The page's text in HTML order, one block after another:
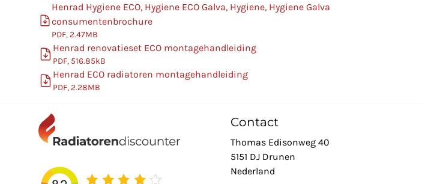
Henrad Hygiene ECO, Hygiene ECO Galva, Hygiene, Hygiene Galva
consumentenbrochure
PDF, 2.47MB
Henrad renovatieset ECO montagehandleiding
PDF, 516.85kB
Henrad ECO radiatoren montagehandleiding
PDF, 2.28MB
Contact
Thomas Edisonweg 40
5151 DJ Drunen
Nederland